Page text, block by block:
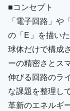
■コンセプト
「電子回路」や
の「E」を描い
球体だけで構成
ーの精密さとス
伸びる回路のラ
な課題を整理し
革新のエネルギ